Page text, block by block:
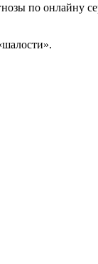
по онлайну